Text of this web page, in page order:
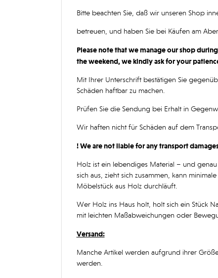
Bitte beachten Sie, daß wir unseren Shop
betreuen, und haben Sie bei Käufen am
Please note that we manage our shop
the weekend, we kindly ask for your
Mit Ihrer Unterschrift bestätigen Sie
Schäden haftbar zu machen.
Prüfen Sie die Sendung bei Erhalt in
Wir haften nicht für Schäden auf dem
! We are not liable for any transport
Holz ist ein lebendiges Material – und
sich aus, zieht sich zusammen, kann
Möbelstück aus Holz durchläuft.
Wer Holz ins Haus holt, holt sich ein Stück
mit leichten Maßabweichungen oder
Versand:
Manche Artikel werden aufgrund ihrer
werden.